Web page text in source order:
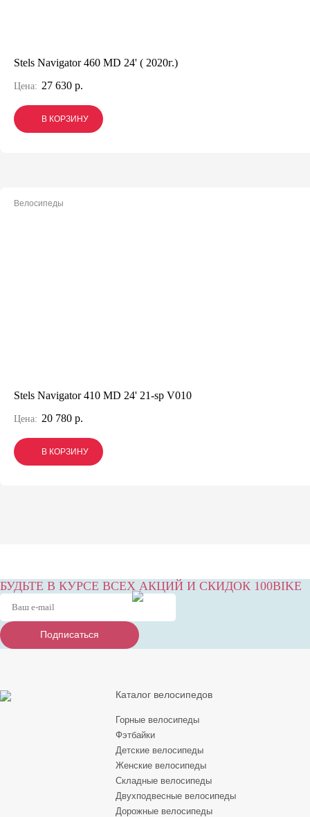
Stels Navigator 460 MD 24' ( 2020г.)
Цена: 27 630 р.
В КОРЗИНУ
В КОРЗИНУ
В КОРЗИНУ
Велосипеды
Stels Navigator 410 MD 24' 21-sp V010
Цена: 20 780 р.
В КОРЗИНУ
В КОРЗИНУ
В КОРЗИНУ
БУДЬТЕ В КУРСЕ ВСЕХ АКЦИЙ И СКИДОК 100BIKE
Подписаться
Подписаться
Подписаться
Каталог велосипедов
Горные велосипеды
Фэтбайки
Детские велосипеды
Женские велосипеды
Складные велосипеды
Двухподвесные велосипеды
Дорожные велосипеды